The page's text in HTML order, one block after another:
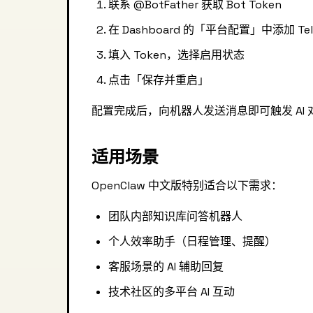
联系 @BotFather 获取 Bot Token
在 Dashboard 的「平台配置」中添加
填入 Token，选择启用状态
点击「保存并重启」
配置完成后，向机器人发送消息即可触发 AI
适用场景
OpenClaw 中文版特别适合以下需求：
团队内部知识库问答机器人
个人效率助手（日程管理、提醒）
客服场景的 AI 辅助回复
技术社区的多平台 AI 互动